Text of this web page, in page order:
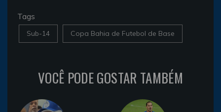
Tags
Sub-14 Copa Bahia de Futebol de Base
VOCÊ PODE GOSTAR TAMBÉM